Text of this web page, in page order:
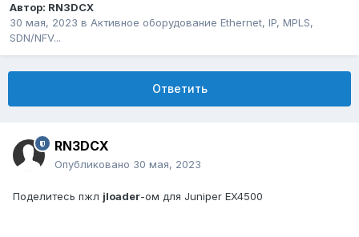
Автор: RN3DCX
30 мая, 2023 в Активное оборудование Ethernet, IP, MPLS,
SDN/NFV...
Ответить
RN3DCX
Опубликовано 30 мая, 2023
Поделитесь пжл jloader-ом для Juniper EX4500